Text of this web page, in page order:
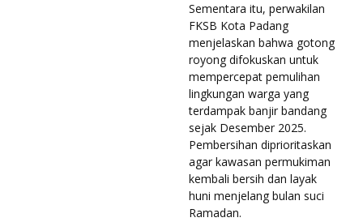
Sementara itu, perwakilan
FKSB Kota Padang
menjelaskan bahwa gotong
royong difokuskan untuk
mempercepat pemulihan
lingkungan warga yang
terdampak banjir bandang
sejak Desember 2025.
Pembersihan diprioritaskan
agar kawasan permukiman
kembali bersih dan layak
huni menjelang bulan suci
Ramadan.